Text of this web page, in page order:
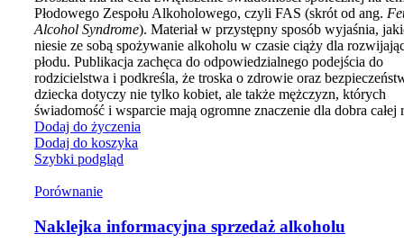
Płodowego Zespołu Alkoholowego, czyli FAS (skrót od ang.
Alcohol Syndrome). Materiał w przystępny sposób wyjaśnia,
niesie ze sobą spożywanie alkoholu w czasie ciąży dla
płodu. Publikacja zachęca do odpowiedzialnego podejścia do
rodzicielstwa i podkreśla, że troska o zdrowie oraz
dziecka dotyczy nie tylko kobiet, ale także mężczyzn, których
świadomość i wsparcie mają ogromne znaczenie dla dobra całej
Dodaj do życzenia
Dodaj do koszyka
Szybki podgląd
Porównanie
Naklejka informacyjna sprzedaż alkoholu